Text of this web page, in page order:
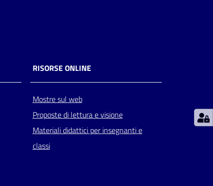
RISORSE ONLINE
Mostre sul web
Proposte di lettura e visione
Materiali didattici per insegnanti e
classi